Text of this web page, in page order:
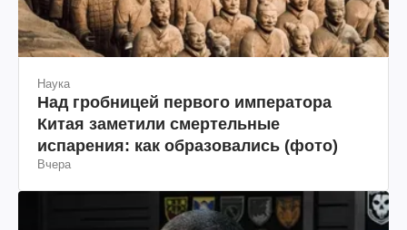
Наука
Над гробницей первого императора
Китая заметили смертельные
испарения: как образовались (фото)
Вчера